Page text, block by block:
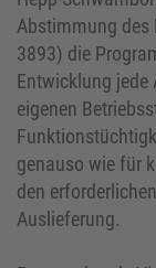
Abstimmung des
3893) die
Entwicklung
eigenen
genauso wie für
den
Auslieferung.